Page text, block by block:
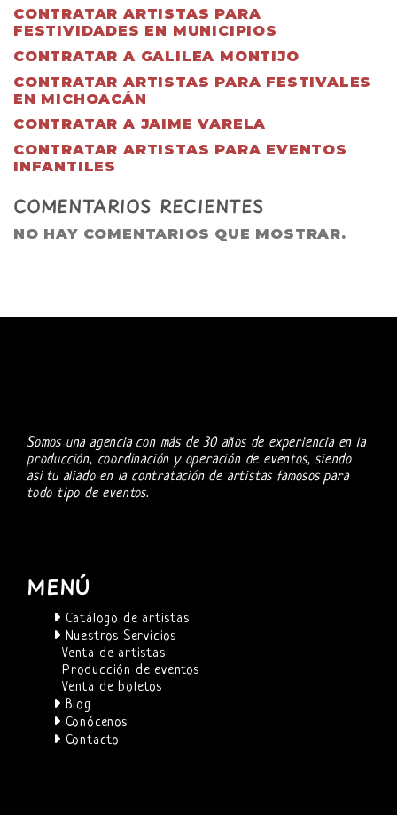
CONTRATAR ARTISTAS PARA
FESTIVIDADES EN MUNICIPIOS
CONTRATAR A GALILEA MONTIJO
CONTRATAR ARTISTAS PARA FESTIVALES
EN MICHOACÁN
CONTRATAR A JAIME VARELA
CONTRATAR ARTISTAS PARA EVENTOS
INFANTILES
COMENTARIOS RECIENTES
NO HAY COMENTARIOS QUE MOSTRAR.
Somos una agencia con más de 30 años de experiencia en la
producción, coordinación y operación de eventos, siendo
asi tu aliado en la contratación de artistas famosos para
todo tipo de eventos.
MENÚ
Catálogo de artistas
Nuestros Servicios
Venta de artistas
Producción de eventos
Venta de boletos
Blog
Conócenos
Contacto